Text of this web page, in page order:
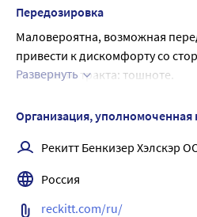
Передозировка
Маловероятна, возможная
привести к дискомфорту со
кишечного тракта: тошноте.
Развернуть
Организация, уполномоченная
Рекитт Бенкизер Хэлскэр
Россия
reckitt.com/ru/